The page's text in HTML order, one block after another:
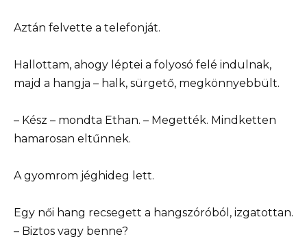
Aztán felvette a telefonját.
Hallottam, ahogy léptei a folyosó felé indulnak,
majd a hangja – halk, sürgető, megkönnyebbült.
– Kész – mondta Ethan. – Megették. Mindketten
hamarosan eltűnnek.
A gyomrom jéghideg lett.
Egy női hang recsegett a hangszóróból, izgatottan.
– Biztos vagy benne?